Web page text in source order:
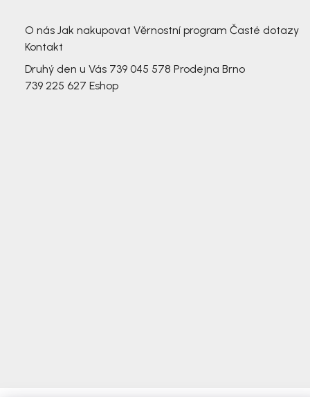
O nás Jak nakupovat Věrnostní program Časté dotazy
Kontakt
Druhý den u Vás 739 045 578 Prodejna Brno
739 225 627 Eshop